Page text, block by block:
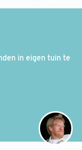
in eigen tuin te